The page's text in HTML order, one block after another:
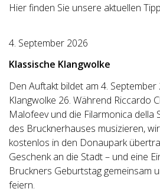
Hier finden Sie unsere aktuellen
4. September 2026
Klassische Klangwolke
Den Auftakt bildet am 4.
Klangwolke 26. Während Riccardo
Malofeev und die Filarmonica della
des Brucknerhauses musizieren,
kostenlos in den Donaupark
Geschenk an die Stadt – und eine
Bruckners Geburtstag gemeinsam
feiern.